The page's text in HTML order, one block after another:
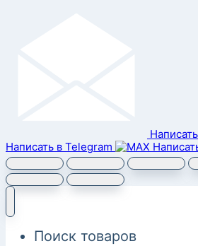
Написать в Telegram
Поиск товаров